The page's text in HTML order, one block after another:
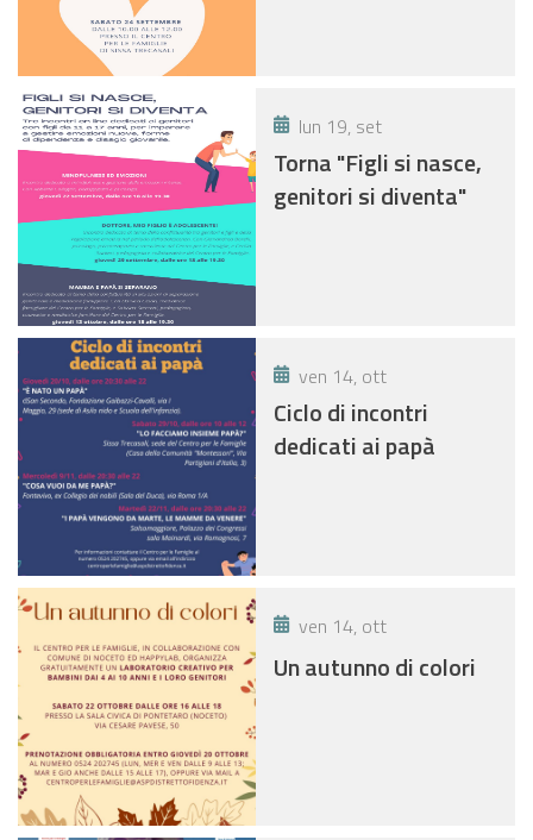
lun 19, set
Torna "Figli si nasce,
genitori si diventa"
ven 14, ott
Ciclo di incontri
dedicati ai papà
ven 14, ott
Un autunno di colori